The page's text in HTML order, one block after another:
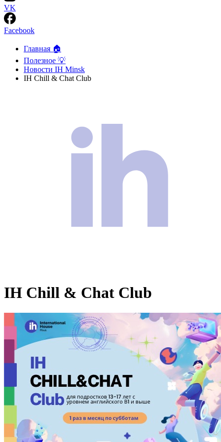
VK
Facebook
Главная 🏠
Полезное 💡
Новости IH Minsk
IH Chill & Chat Club
IH Chill & Chat Club